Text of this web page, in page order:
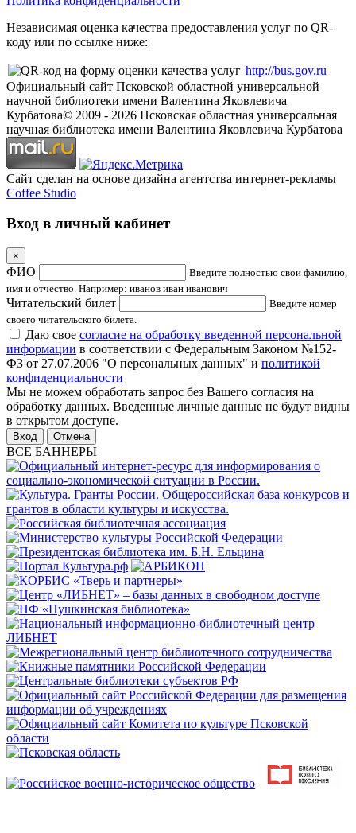
Независимая оценка качества предоставления услуг по QR-
коду или по ссылке ниже:
http://bus.gov.ru
Официальный сайт Псковской областной универсальной
научной библиотеки имени Валентина Яковлевича
Курбатова© 2009 - 2026 Псковская областная универсальная
научная библиотека имени Валентина Яковлевича Курбатова
Сайт сделан на основе дизайна агентства интернет-рекламы
Coffee Studio
Вход в личный кабинет
×
ФИО
Введите полностью свои фамилию,
имя и отчество. Например: иванов иван иванович
Читательский билет
Введите номер
своего читательского билета.
Даю свое согласие на обработку введенной персональной
информации в соответствии с Федеральным Законом №152-
ФЗ от 27.07.2006 "О персональных данных" и политикой
конфиденциальности
Мы не можем обработать запрос без Вашего согласия на
обработку данных. Введенные личные данные не будут видны
в открытом доступе.
Отмена
ВСЕ БАННЕРЫ